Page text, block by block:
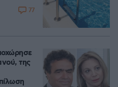
77
της